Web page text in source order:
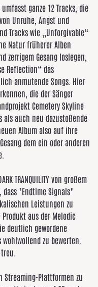
ganze 12 Tracks, die
Unruhe, Angst und
Tracks wie „Unforgivable“
Natur früherer Alben
Gesang loslegen,
Reflection“ das
anmutende Songs. Hier
die der Sänger
Cemetery Skyline
als auch neu dazustoßende
Album also auf ihre
dem ein oder anderen
TRANQUILITY von großem
"Endtime Signals"
Leistungen zu
aus der Melodic
deutlich gewordene
zu bewerten.
Streaming-Plattformen zu